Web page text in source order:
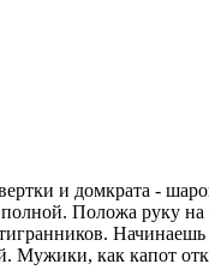
и домкрата -
Положа руку
Начинаешь
Мужики, как капот